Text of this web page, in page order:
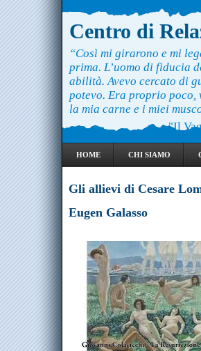
Centro di
“Così mi girarono e mi
prima. L’uomo di fiducia
abilità. Avevo cercato di
potevo. Era proprio poco,
la mia carne e i miei
"Il
HOME CHI SIAMO
Gli allievi di Cesare
Eugen Galasso